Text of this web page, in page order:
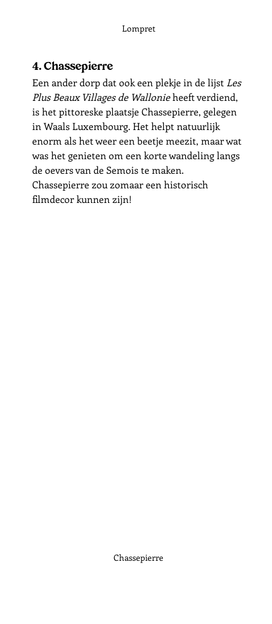
Lompret
4. Chassepierre
Een ander dorp dat ook een plekje in de lijst Les
Plus Beaux Villages de Wallonie heeft verdiend,
is het pittoreske plaatsje Chassepierre, gelegen
in Waals Luxembourg. Het helpt natuurlijk
enorm als het weer een beetje meezit, maar wat
was het genieten om een korte wandeling langs
de oevers van de Semois te maken.
Chassepierre zou zomaar een historisch
filmdecor kunnen zijn!
Chassepierre